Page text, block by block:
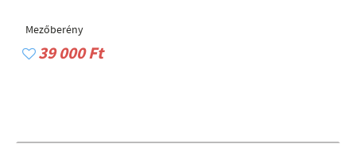
Mezőberény
39 000 Ft